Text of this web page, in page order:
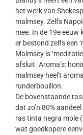
het werk van
malmsey. Zelfs
mee. In de 19e eeuw
er bestond zelfs een
Malmsey is
afsluit. Aroma’s:
malmsey heeft
runderbouillon.
De bovenstaande
dat zo’n 80%
ras tinta negra mole
wat goedkopere